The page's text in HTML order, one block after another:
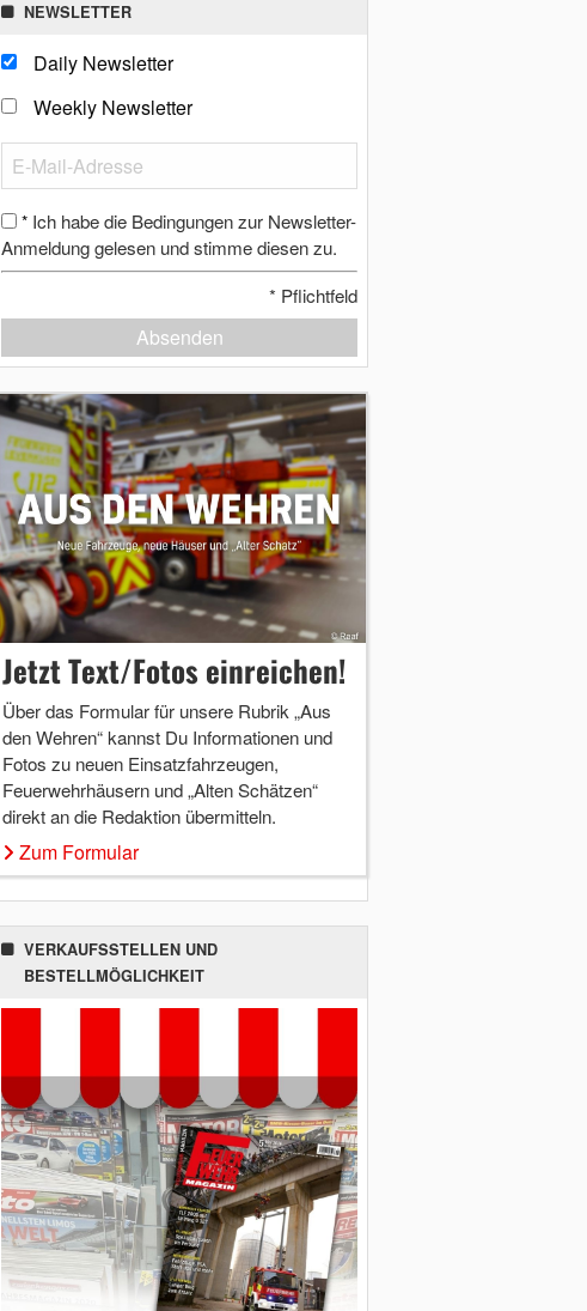
NEWSLETTER
Daily Newsletter
Weekly Newsletter
* Ich habe die Bedingungen zur Newsletter-
Anmeldung gelesen und stimme diesen zu.
* Pflichtfeld
Absenden
Jetzt Text/Fotos einreichen!
Über das Formular für unsere Rubrik „Aus
den Wehren“ kannst Du Informationen und
Fotos zu neuen Einsatzfahrzeugen,
Feuerwehrhäusern und „Alten Schätzen“
direkt an die Redaktion übermitteln.
Zum Formular
VERKAUFSSTELLEN UND
BESTELLMÖGLICHKEIT